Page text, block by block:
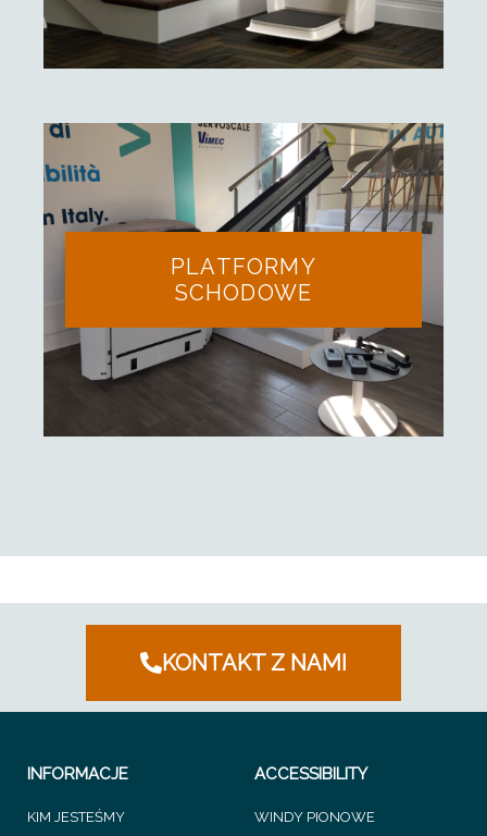
PLATFORMY
SCHODOWE
KONTAKT Z NAMI
INFORMACJE
KIM JESTEŚMY
ACCESSIBILITY
WINDY PIONOWE